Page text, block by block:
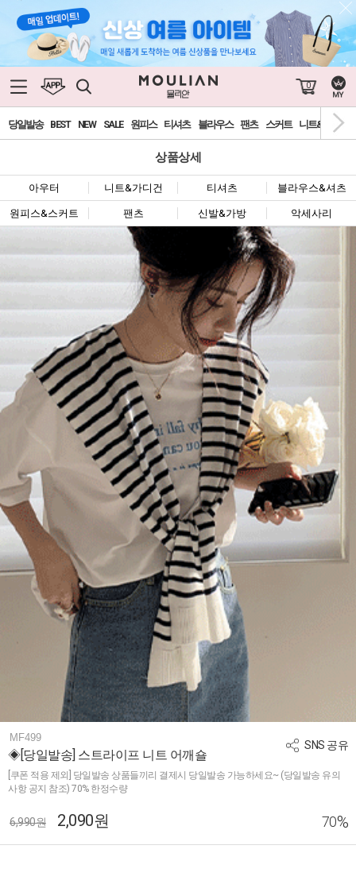
0
당일발송 BEST NEW SALE 원피스 티셔츠 블라우스 팬츠 스커트 니트&가디건
상품상세
아우터 니트&가디건 티셔츠 블라우스&셔츠
원피스&스커트 팬츠 신발&가방 악세사리
SNS 공유
MF499
◈[당일발송] 스트라이프 니트 어깨숄
[쿠폰 적용 제외] 당일발송 상품들끼리 결제시 당일발송 가능하세요~ (당일발송 유의
사항 공지 참조) 70% 한정수량
6,990원 2,090원 70%